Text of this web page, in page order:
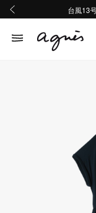
熊本地域
台風13
熊本地域